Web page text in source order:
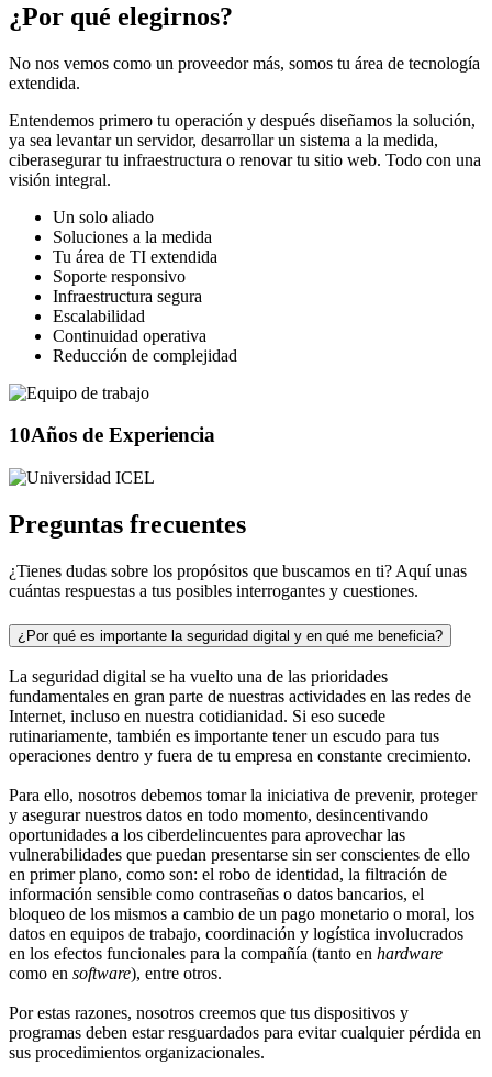
¿Por qué elegirnos?
No nos vemos como un proveedor más, somos tu área de tecnología
extendida.
Entendemos primero tu operación y después diseñamos la solución,
ya sea levantar un servidor, desarrollar un sistema a la medida,
ciberasegurar tu infraestructura o renovar tu sitio web. Todo con una
visión integral.
Un solo aliado
Soluciones a la medida
Tu área de TI extendida
Soporte responsivo
Infraestructura segura
Escalabilidad
Continuidad operativa
Reducción de complejidad
10Años de Experiencia
Preguntas frecuentes
¿Tienes dudas sobre los propósitos que buscamos en ti? Aquí unas
cuántas respuestas a tus posibles interrogantes y cuestiones.
¿Por qué es importante la seguridad digital y en qué me beneficia?
La seguridad digital se ha vuelto una de las prioridades
fundamentales en gran parte de nuestras actividades en las redes de
Internet, incluso en nuestra cotidianidad. Si eso sucede
rutinariamente, también es importante tener un escudo para tus
operaciones dentro y fuera de tu empresa en constante crecimiento.
Para ello, nosotros debemos tomar la iniciativa de prevenir, proteger
y asegurar nuestros datos en todo momento, desincentivando
oportunidades a los ciberdelincuentes para aprovechar las
vulnerabilidades que puedan presentarse sin ser conscientes de ello
en primer plano, como son: el robo de identidad, la filtración de
información sensible como contraseñas o datos bancarios, el
bloqueo de los mismos a cambio de un pago monetario o moral, los
datos en equipos de trabajo, coordinación y logística involucrados
en los efectos funcionales para la compañía (tanto en hardware
como en software), entre otros.
Por estas razones, nosotros creemos que tus dispositivos y
programas deben estar resguardados para evitar cualquier pérdida en
sus procedimientos organizacionales.